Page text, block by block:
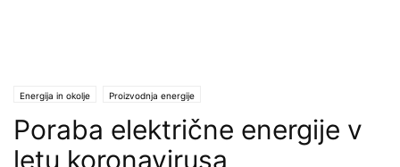
Energija in okolje Proizvodnja energije
Poraba električne energije v
letu koronavirusa